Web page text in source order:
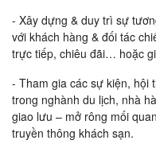
- Xây dựng & duy trì sự
với khách hàng & đối tác
trực tiếp, chiêu đãi… hoặc
- Tham gia các sự kiện,
trong nghành du lịch, nhà
giao lưu – mở rông mối
truyền thông khách sạn.